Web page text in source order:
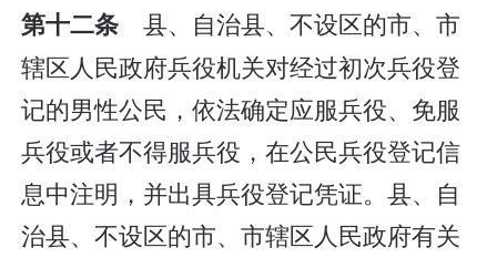
第十二条 县、自治县、不设区的市、市
辖区人民政府兵役机关对经过初次兵役登
记的男性公民，依法确定应服兵役、免服
兵役或者不得服兵役，在公民兵役登记信
息中注明，并出具兵役登记凭证。县、自
治县、不设区的市、市辖区人民政府有关